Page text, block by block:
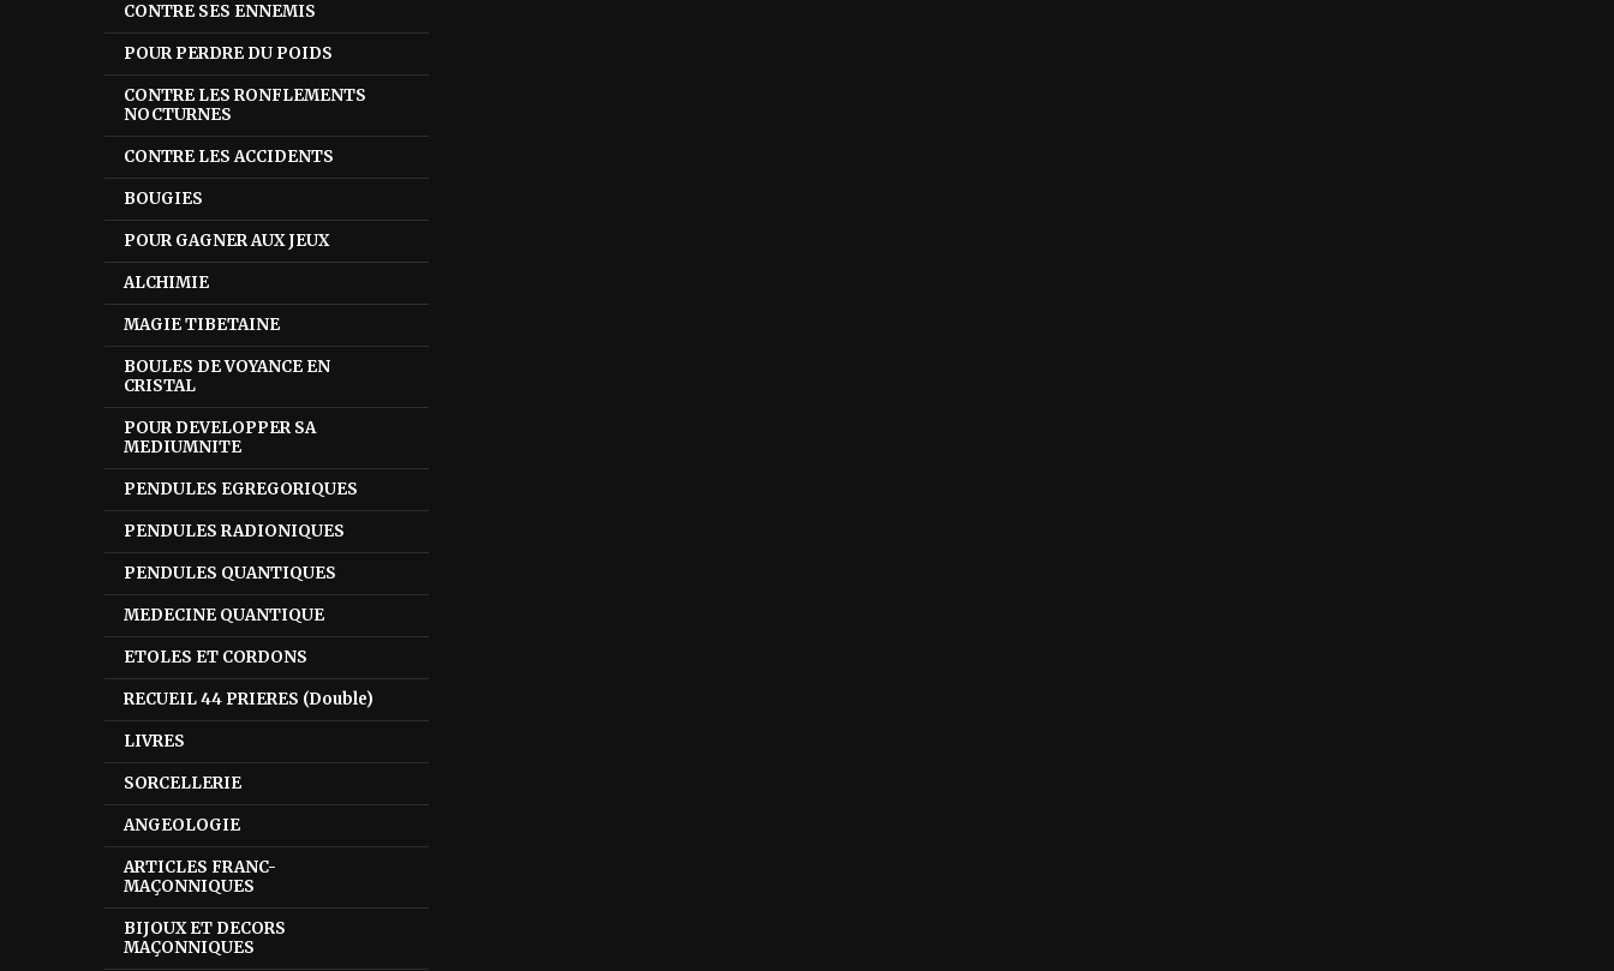
CONTRE SES ENNEMIS
POUR PERDRE DU POIDS
CONTRE LES RONFLEMENTS
NOCTURNES
CONTRE LES ACCIDENTS
BOUGIES
POUR GAGNER AUX JEUX
ALCHIMIE
MAGIE TIBETAINE
BOULES DE VOYANCE EN
CRISTAL
POUR DEVELOPPER SA
MEDIUMNITE
PENDULES EGREGORIQUES
PENDULES RADIONIQUES
PENDULES QUANTIQUES
MEDECINE QUANTIQUE
ETOLES ET CORDONS
RECUEIL 44 PRIERES (Double)
LIVRES
SORCELLERIE
ANGEOLOGIE
ARTICLES FRANC-
MAÇONNIQUES
BIJOUX ET DECORS
MAÇONNIQUES